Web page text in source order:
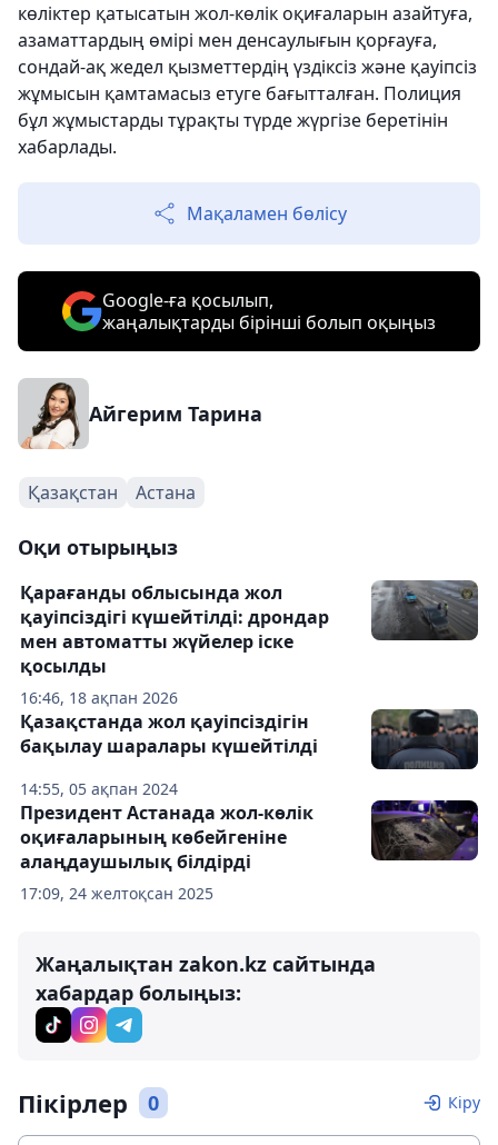
көліктер қатысатын жол-көлік оқиғаларын азайтуға,
азаматтардың өмірі мен денсаулығын қорғауға,
сондай-ақ жедел қызметтердің үздіксіз және қауіпсіз
жұмысын қамтамасыз етуге бағытталған. Полиция
бұл жұмыстарды тұрақты түрде жүргізе беретінін
хабарлады.
Мақаламен бөлісу
Google-ға қосылып,
жаңалықтарды бірінші болып оқыңыз
Айгерим Тарина
Қазақстан Астана
Оқи отырыңыз
16:46, 18 ақпан 2026
Қарағанды облысында жол
қауіпсіздігі күшейтілді: дрондар
мен автоматты жүйелер іске
қосылды
14:55, 05 ақпан 2024
Қазақстанда жол қауіпсіздігін
бақылау шаралары күшейтілді
17:09, 24 желтоқсан 2025
Президент Астанада жол-көлік
оқиғаларының көбейгеніне
алаңдаушылық білдірді
Жаңалықтан zakon.kz сайтында
хабардар болыңыз:
Пікірлер 0 Кіру